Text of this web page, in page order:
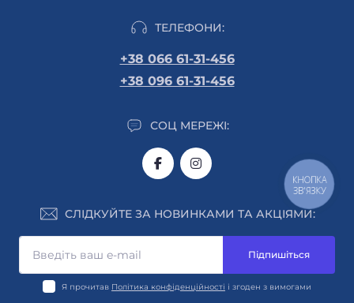
ТЕЛЕФОНИ:
+38 066 61-31-456
+38 096 61-31-456
СОЦ МЕРЕЖІ:
СЛІДКУЙТЕ ЗА НОВИНКАМИ ТА АКЦІЯМИ:
Підпишіться
Я прочитав Політика конфіденційності і згоден з вимогами
КНОПКА
ЗВ'ЯЗКУ